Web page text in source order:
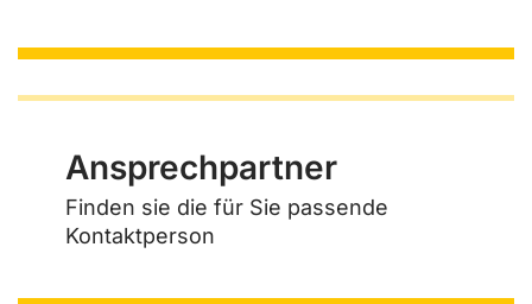
Ansprechpartner
Finden sie die für Sie passende
Kontaktperson